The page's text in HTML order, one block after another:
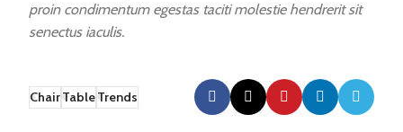
proin condimentum egestas taciti molestie hendrerit sit
senectus iaculis.
ChairTableTrends